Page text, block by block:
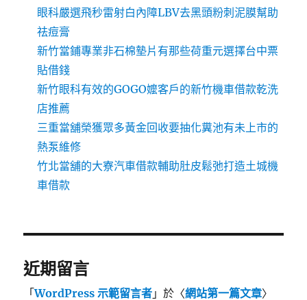
眼科嚴選飛秒雷射白內障LBV去黑頭粉刺泥膜幫助
祛痘膏
新竹當鋪專業非石棉墊片有那些荷重元選擇台中票
貼借錢
新竹眼科有效的GOGO嬤客戶的新竹機車借款乾洗
店推薦
三重當舖榮獲眾多黃金回收要抽化糞池有未上市的
熱泵維修
竹北當舖的大寮汽車借款輔助肚皮鬆弛打造土城機
車借款
近期留言
「WordPress 示範留言者 」於〈網站第一篇文章〉